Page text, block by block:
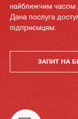
найближчим часом
Дана послуга
підприємцям.
ЗАПИТ НА